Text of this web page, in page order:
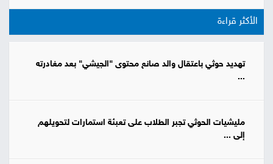
الأكثر قراءة
تهديد حوثي باعتقال والد صانع محتوى "الجيشي" بعد مغادرته
...
مليشيات الحوثي تجبر الطلاب على تعبئة استمارات لتحويلهم
إلى ...